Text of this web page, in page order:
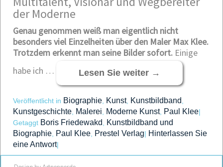
der Moderne
Genau genommen weiß man eigentlich nicht
besonders viel Einzelheiten über den Maler Max Klee.
Trotzdem erkennt man seine Bilder sofort. Einige
habe ich …
Lesen Sie weiter →
Veröffentlicht in Biographie Kunst, Kunstbildband
Kunstgeschichte Malerei Moderne Kunst, Paul Klee|
Getaggt Boris Friedewakd
Kunstbildband und
Biographie Paul Klee Prestel Verlag| Hinterlassen Sie
eine Antwort|